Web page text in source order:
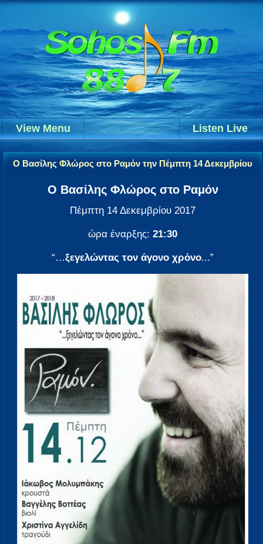
Listen Live
View Menu
Ο Βασίλης Φλώρος στο Ραμόν την Πέμπτη 14 Δεκεμβρίου
Ο Βασίλης Φλώρος στο Ραμόν
Πέμπτη 14 Δεκεμβρίου 2017
ώρα έναρξης: 21:30
“…ξεγελώντας τον άγονο χρόνο...”